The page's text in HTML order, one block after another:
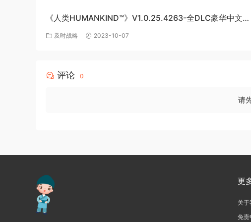
《人类HUMANKIND™》V1.0.25.4263-全DLC豪华中文
版-百度网盘免费下载
及时战略 2023-10-07
评论 0
请
更
关于
免责